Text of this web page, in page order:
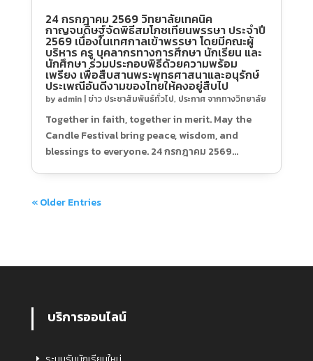
24 กรกฎาคม 2569 วิทยาลัยเทคนิค
กาญจนดิษฐ์จัดพิธีสมโภชเทียนพรรษา ประจำปี
2569 เนื่องในเทศกาลเข้าพรรษา โดยมีคณะผู้
บริหาร ครู บุคลากรทางการศึกษา นักเรียน และ
นักศึกษา ร่วมประกอบพิธีด้วยความพร้อม
เพรียง เพื่อสืบสานพระพุทธศาสนาและอนุรักษ์
ประเพณีอันดีงามของไทยให้คงอยู่สืบไป
by admin| ข่าว ประชาสัมพันธ์ทั่วไป, ประกาศ จากทางวิทยาลัย
Together in faith, together in merit. May the
Candle Festival bring peace, wisdom, and
blessings to everyone. 24 กรกฎาคม 2569
บริหาร ครู บุคลากรทางการศึกษา นักเรียน...
« Older Entries
บริการออนไลน์